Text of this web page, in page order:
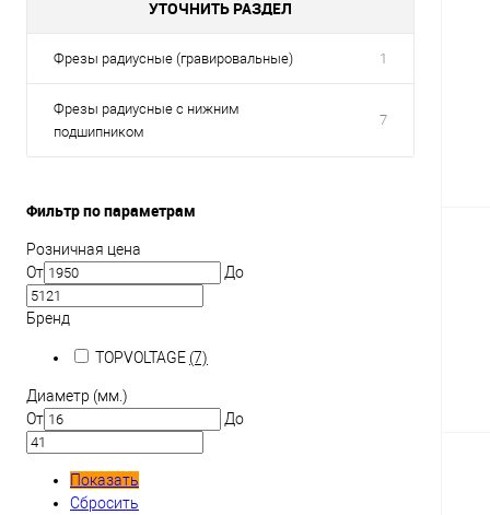
УТОЧНИТЬ РАЗДЕЛ
Фрезы радиусные (гравировальные) 1
Фрезы радиусные с нижним
подшипником
7
Фильтр по параметрам
Розничная цена
От
До
Бренд
TOPVOLTAGE (7)
Диаметр (мм.)
От
До
Показать
Сбросить